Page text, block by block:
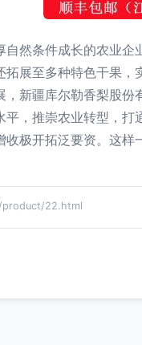
然条件成长的农业
展至多种特色干果
新疆库尔勒香梨股
，推崇农业转型，
极开拓泛要资。这
product/22.html